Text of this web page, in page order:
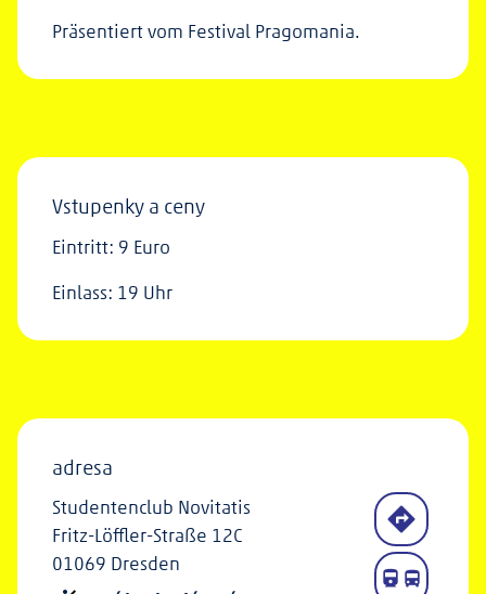
Präsentiert vom Festival Pragomania.
Vstupenky a ceny
Eintritt: 9 Euro
Einlass: 19 Uhr
adresa
Studentenclub Novitatis
Fritz-Löffler-Straße 12C
01069 Dresden